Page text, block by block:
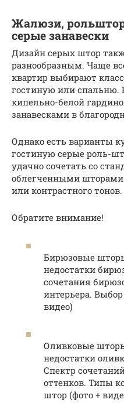
Жалюзи,
серые занавески
Дизайн серых штор
разнообразным. Чаще
квартир выбирают
гостиную или спальню.
кипельно-белой
занавесками в
Однако есть варианты
гостиную серые роль-
удачно сочетать со
облегченными шторами
или контрастного тонов.
Обратите внимание!
Бирюзовые
недостатки
сочетания
интерьера.
видео)
Оливковые
недостатки
Спектр
оттенков. Типы
штор (фото +